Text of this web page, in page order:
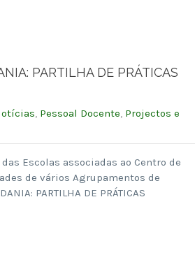
PARTILHA DE PRÁTICAS
, Pessoal Docente, Projectos e
Escolas associadas ao Centro de
de vários Agrupamentos de
PARTILHA DE PRÁTICAS